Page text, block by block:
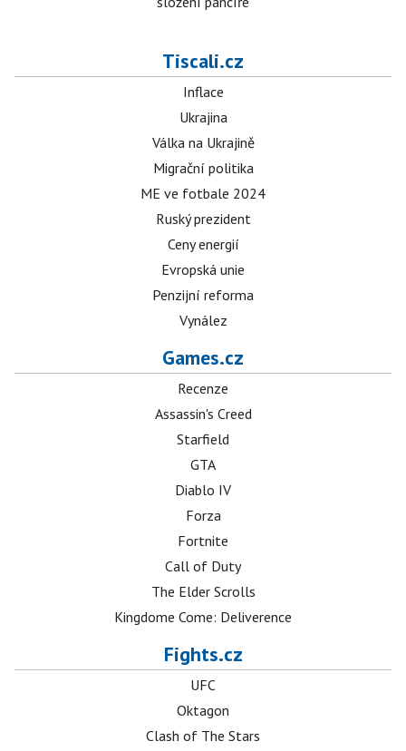
Tiscali.cz
Inflace
Ukrajina
Válka na Ukrajině
Migrační politika
ME ve fotbale 2024
Ruský prezident
Ceny energií
Evropská unie
Penzijní reforma
Vynález
Games.cz
Recenze
Assassin's Creed
Starfield
GTA
Diablo IV
Forza
Fortnite
Call of Duty
The Elder Scrolls
Kingdome Come: Deliverence
Fights.cz
UFC
Oktagon
Clash of The Stars